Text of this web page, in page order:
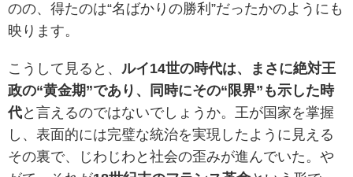
のの、得たのは“名ばかりの勝利”だったかのようにも
映ります。
こうして見ると、 ルイ14世の時代は、まさに絶対王
政の“黄金期”であり、同時にその“限界”も示した時
代と言えるのではないでしょうか。王が国家を掌握
し、表面的には完璧な統治を実現したように見える
その裏で、じわじわと社会の歪みが進んでいた。や